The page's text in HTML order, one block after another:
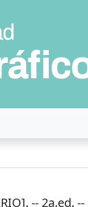
-- 2a.ed. --